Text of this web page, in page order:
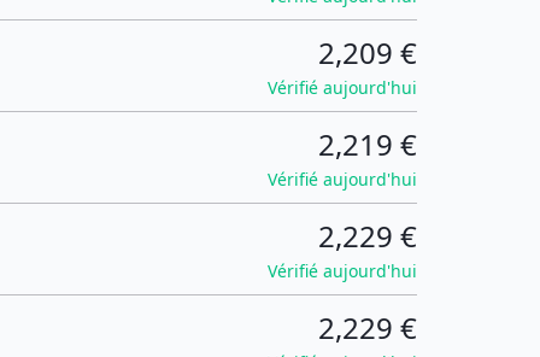
2,209 €
Vérifié aujourd'hui
2,219 €
Vérifié aujourd'hui
2,229 €
Vérifié aujourd'hui
2,229 €